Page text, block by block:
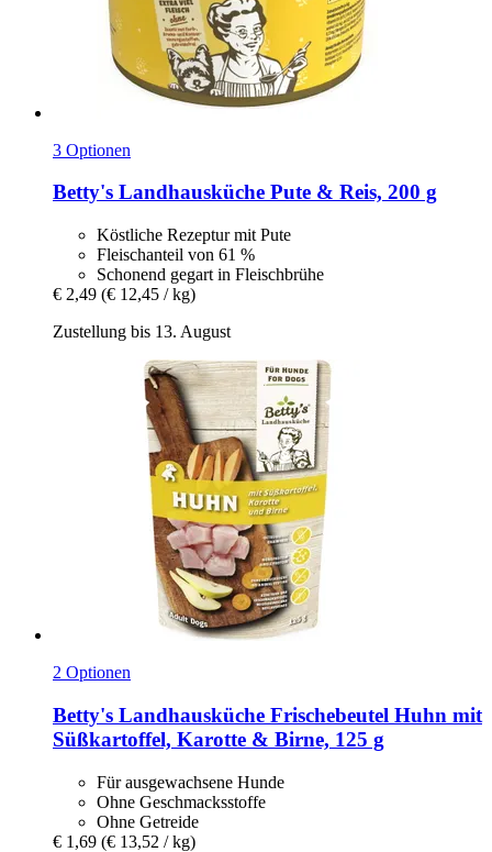
3 Optionen
Betty's Landhausküche Pute & Reis, 200 g
Köstliche Rezeptur mit Pute
Fleischanteil von 61 %
Schonend gegart in Fleischbrühe
€ 2,49 (€ 12,45 / kg)
Zustellung bis 13. August
2 Optionen
Betty's Landhausküche Frischebeutel Huhn mit
Süßkartoffel, Karotte & Birne, 125 g
Für ausgewachsene Hunde
Ohne Geschmacksstoffe
Ohne Getreide
€ 1,69 (€ 13,52 / kg)